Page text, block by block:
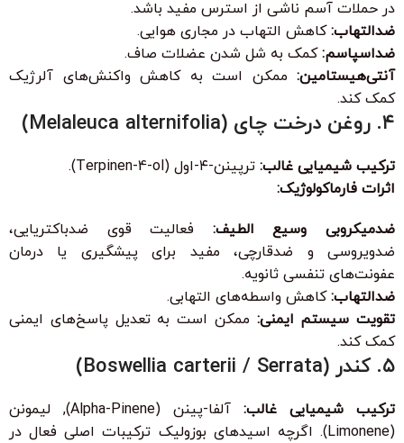
در حملات آسم ناشی از استرس مفید باشد.
ضدالتهاب:کاهش التهاب در مجاری هوایی.
ضداسپاسم:کمک به شل شدن عضلات صاف.
آنتی‌هیستامین: ممکن است به کاهش واکنش‌های آلرژیک
کمک کند.
۴. روغن درخت چای (Melaleuca alternifolia)
ترکیب شیمیایی غالب: ترپینن-۴-اول (Terpinen-4-ol).
اثرات فارماکولوژیک:
ضدمیکروبی وسیع الطیف: فعالیت قوی ضدباکتریایی،
ضدویروسی و ضدقارچی، مفید برای پیشگیری یا درمان
عفونت‌های تنفسی ثانویه.
ضدالتهاب:کاهش واسطه‌های التهابی.
تقویت سیستم ایمنی: ممکن است به تعدیل پاسخ‌های ایمنی
کمک کند.
۵. کندر (Boswellia carterii / Serrata)
ترکیب شیمیایی غالب:
آلفا-پینن (Alpha-Pinene), لیمونن
(Limonene). اگرچه اسیدهای بوزولیک ترکیبات اصلی فعال در